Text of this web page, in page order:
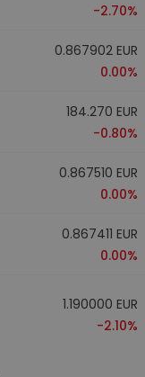
-2.70%
0.867902 EUR
0.00%
184.270 EUR
-0.80%
0.867510 EUR
0.00%
0.867411 EUR
0.00%
1.190000 EUR
-2.10%